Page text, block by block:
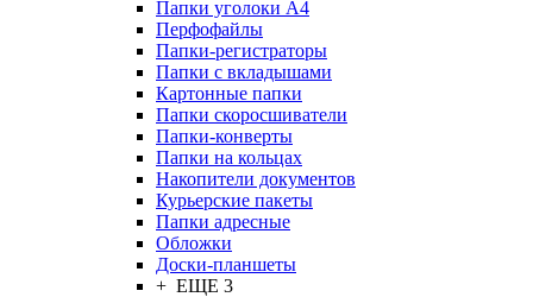
Папки уголоки А4
Перфофайлы
Папки-регистраторы
Папки с вкладышами
Картонные папки
Папки скоросшиватели
Папки-конверты
Папки на кольцах
Накопители документов
Курьерские пакеты
Папки адресные
Обложки
Доски-планшеты
+ ЕЩЕ 3